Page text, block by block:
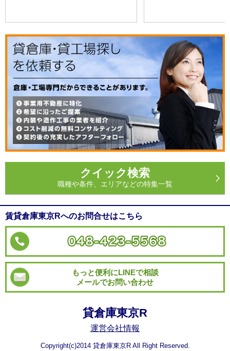
クイック検索
職種や条件、エリアなどの特集一覧
賃貸倉庫東京Rへのお問合せはこちら
もっと便利にLINEで相談
メールでお問い合わせ
貸倉庫東京R
運営会社情報
Copyright(c)2014 貸倉庫東京R All Right Reserved.